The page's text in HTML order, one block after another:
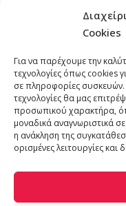
Cookies
Για να παρέχουμε την
τεχνολογίες όπως cookies
σε πληροφορίες συσκευών.
τεχνολογίες θα μας
προσωπικού χαρακτήρα,
μοναδικά αναγνωριστικά
η ανάκληση της
ορισμένες λειτουργίες και
ΤΗΛΕΦΩΝΟ: +30 211
EMAIL: